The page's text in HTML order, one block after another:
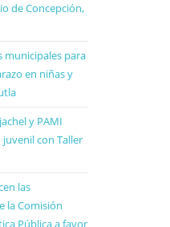
de Concepción,
municipales para
en niñas y
y PAMI
con Taller
las
la Comisión
Pública a favor